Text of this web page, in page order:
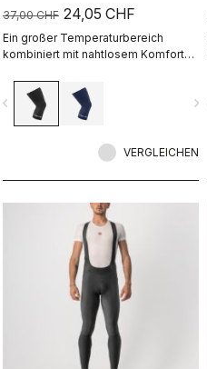
37,00 CHF 24,05 CHF
Ein großer Temperaturbereich
kombiniert mit nahtlosem Komfort
vielseitigsten und bei Profis
beliebtesten Warmer.
navigate_next
VERGLEICHEN